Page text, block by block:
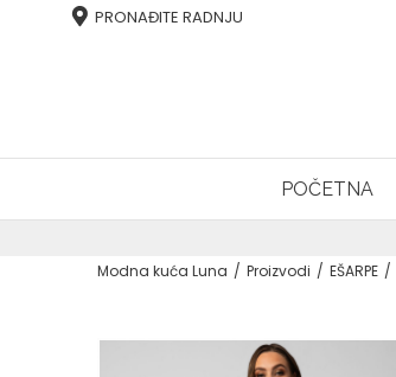
PRONAĐITE RADNJU
POČETNA
Modna kuća Luna Proizvodi EŠARPE